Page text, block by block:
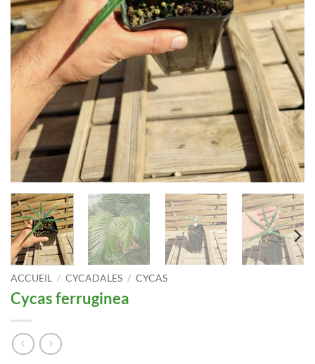
ACCUEIL / CYCADALES / CYCAS
Cycas ferruginea